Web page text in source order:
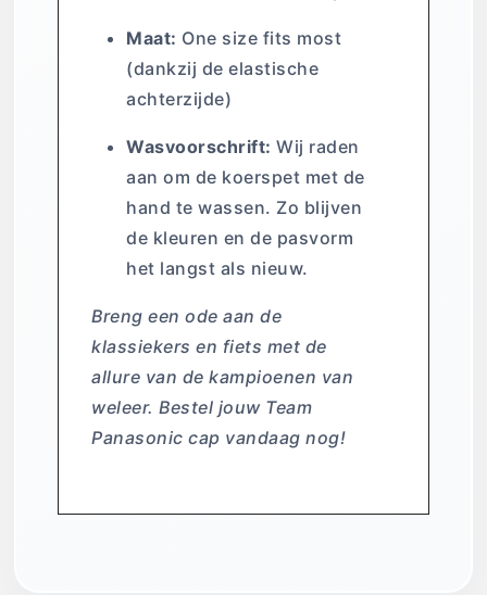
Maat: One size fits most
(dankzij de elastische
achterzijde)
Wasvoorschrift: Wij raden
aan om de koerspet met de
hand te wassen. Zo blijven
de kleuren en de pasvorm
het langst als nieuw.
Breng een ode aan de
klassiekers en fiets met de
allure van de kampioenen van
weleer. Bestel jouw Team
Panasonic cap vandaag nog!